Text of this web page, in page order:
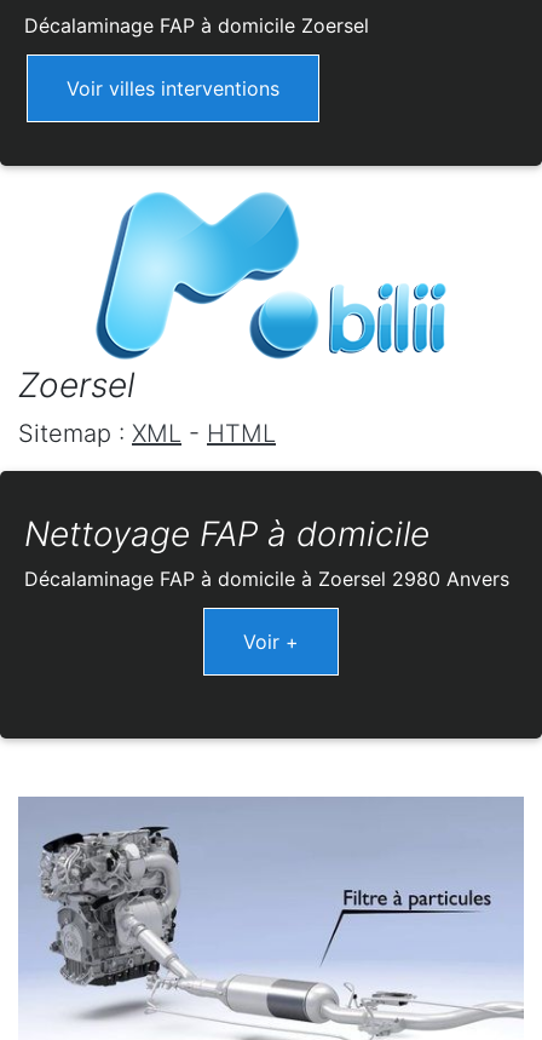
Décalaminage FAP à domicile Zoersel
Voir villes interventions
Zoersel
Sitemap : XML - HTML
Nettoyage FAP à domicile
Décalaminage FAP à domicile à Zoersel 2980 Anvers
Voir +